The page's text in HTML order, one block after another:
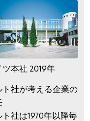
ツ本社 2019年
ト社が考える企業の
ト社は1970年以降毎